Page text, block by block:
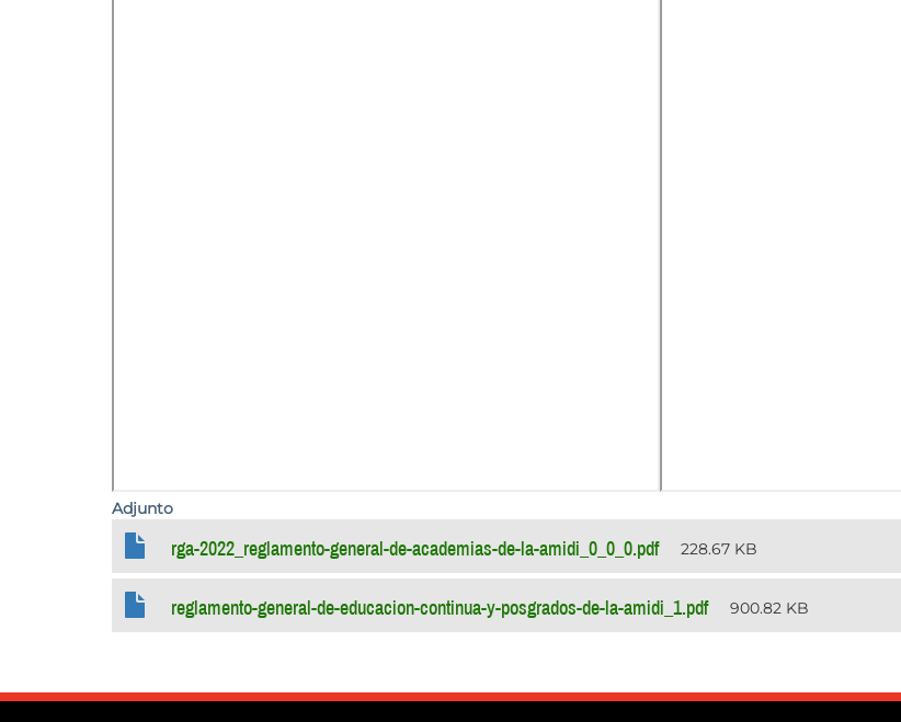
Adjunto
rga-2022_reglamento-general-de-academias-de-la-amidi_0_0_0.pdf 228.67 KB
reglamento-general-de-educacion-continua-y-posgrados-de-la-amidi_1.pdf 900.82 KB